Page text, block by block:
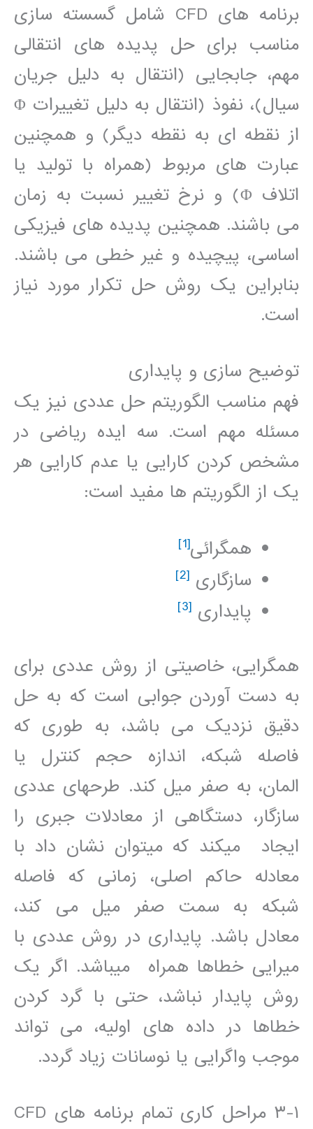
برنامه ھای CFD شامل گسسته سازی
مناسب برای حل پديده ھای انتقالی
مھم، جابجايی (انتقال به دليل جريان
سيال)، نفوذ (انتقال به دليل تغييرات Φ
از نقطه ای به نقطه ديگر) و ھمچنين
عبارت ھای مربوط (ھمراه با توليد يا
اتلاف Φ) و نرخ تغيير نسبت به زمان
می باشند. ھمچنين پديده ھای فيزيکی
اساسی، پيچيده و غير خطی می باشند.
بنابراين يک روش حل تکرار مورد نياز
است.
توضيح سازی و پايداری
فھم مناسب الگوريتم حل عددی نيز يک
مسئله مھم است. سه ايده رياضی در
مشخص کردن کارايی يا عدم کارايی ھر
يک از الگوريتم ھا مفيد است:
ھمگرائی[1]
سازگاری[2]
پايداری[3]
ھمگرايی، خاصيتی از روش عددی برای
به دست آوردن جوابی است که به حل
دقيق نزديک می باشد، به طوری که
فاصله شبکه، اندازه حجم کنترل يا
المان، به صفر ميل کند. طرحھای عددی
سازگار، دستگاھی از معادلات جبری را
ايجاد میکند که میتوان نشان داد با
معادله حاکم اصلی، زمانی که فاصله
شبکه به سمت صفر ميل می کند،
معادل باشد. پايداری در روش عددی با
ميرايی خطاھا ھمراه میباشد. اگر يک
روش پايدار نباشد، حتی با گرد کردن
خطاھا در داده ھای اوليه، می تواند
موجب واگرايی يا نوسانات زياد گردد.
١-٣ مراحل کاری تمام برنامه ھای CFD